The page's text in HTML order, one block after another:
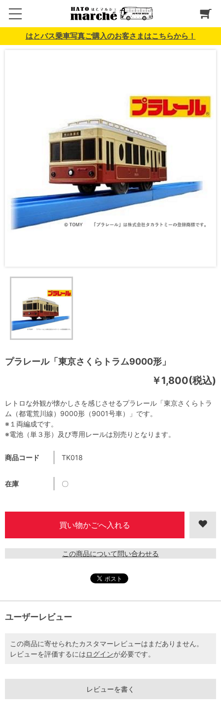
はとバス乗車写真ご購入のお客さまはこちらから！
プラレール「東京さくらトラム9000形」
￥1,800(税込)
商品コード TK018
在庫 〇
この商品について問い合わせる
レトロな外観が懐かしさを感じさせるプラレール「東京さくらトラ
ム（都電荒川線）9000形（9001号車）」です。
※１両編成です。
※電池（単３形）及び専用レールは別売りとなります。
ユーザーレビュー
この商品に寄せられたカスタマーレビューはまだありません。
レビューを評価するにはログインが必要です。
レビューを書く